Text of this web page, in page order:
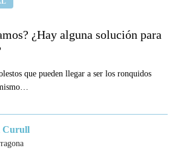
¿Hay alguna solución para
que pueden llegar a ser los ronquidos
Curull